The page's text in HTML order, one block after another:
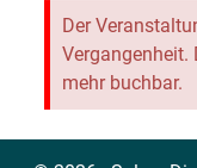
Der
Vergangenheit.
mehr buchbar.